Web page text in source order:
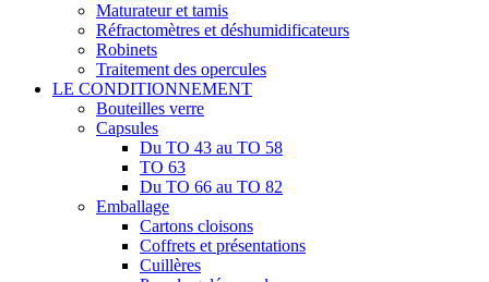
Maturateur et tamis
Réfractomètres et déshumidificateurs
Robinets
Traitement des opercules
LE CONDITIONNEMENT
Bouteilles verre
Capsules
Du TO 43 au TO 58
TO 63
Du TO 66 au TO 82
Emballage
Cartons cloisons
Coffrets et présentations
Cuillères